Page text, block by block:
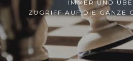
IMMER UND
ZUGRIFF AUF DIE GANZE